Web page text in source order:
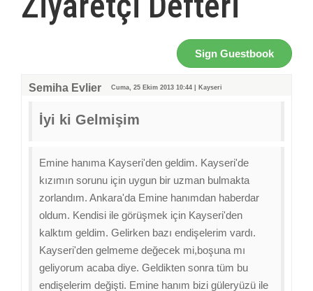
Sign Guestbook
Semiha Evlier Cuma, 25 Ekim 2013 10:44 | Kayseri
İyi ki Gelmişim
Emine hanıma Kayseri'den geldim. Kayseri'de
kızımın sorunu için uygun bir uzman bulmakta
zorlandım. Ankara'da Emine hanımdan haberdar
oldum. Kendisi ile görüşmek için Kayseri'den
kalktım geldim. Gelirken bazı endişelerim vardı.
Kayseri'den gelmeme değecek mi,boşuna mı
geliyorum acaba diye. Geldikten sonra tüm bu
endişelerim değişti. Emine hanım bizi güleryüzü ile